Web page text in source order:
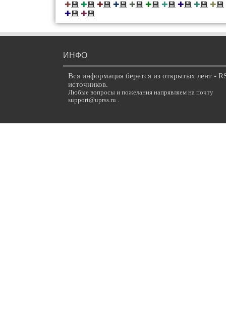
✚💾 ✚💾 ✚💾 ✚💾 ✚💾 ✚💾 ✚💾 ✚💾 ✚💾 ✚💾
✚💾 ✚💾
ИНФО
Вся информация берется из открытых лент -
источников.
Любые вопросы и пожелания напрявляем на почту
support@uprss.ru .